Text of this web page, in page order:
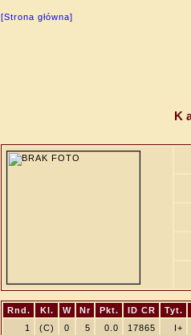
[Strona główna]
Rnd. Kl. W Nr Pkt. ID CR Tyt.
1
(C) 0 5 0.0 17865 I+